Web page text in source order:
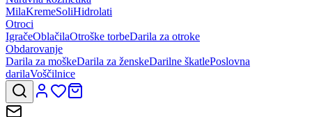
MilaKremeSoliHidrolati
Otroci
IgračeOblačilaOtroške torbeDarila za otroke
Obdarovanje
Darila za moškeDarila za ženskeDarilne škatlePoslovna
darilaVoščilnice